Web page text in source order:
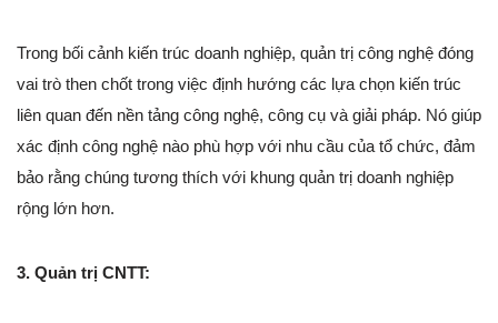
Trong bối cảnh kiến trúc doanh nghiệp, quản trị công nghệ đóng
vai trò then chốt trong việc định hướng các lựa chọn kiến trúc
liên quan đến nền tảng công nghệ, công cụ và giải pháp. Nó giúp
xác định công nghệ nào phù hợp với nhu cầu của tổ chức, đảm
bảo rằng chúng tương thích với khung quản trị doanh nghiệp
rộng lớn hơn.
3. Quản trị CNTT: